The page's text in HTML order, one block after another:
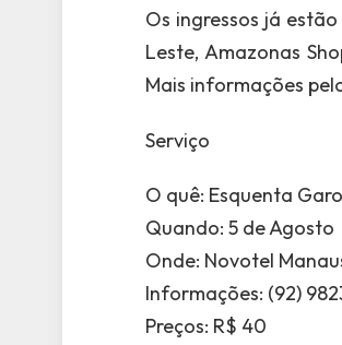
Os ingressos já
Leste, Amazonas
Mais informações
Serviço
O quê: Esquenta
Quando: 5 de Agosto
Onde: Novotel
Informações: (92)
Preços: R$ 40